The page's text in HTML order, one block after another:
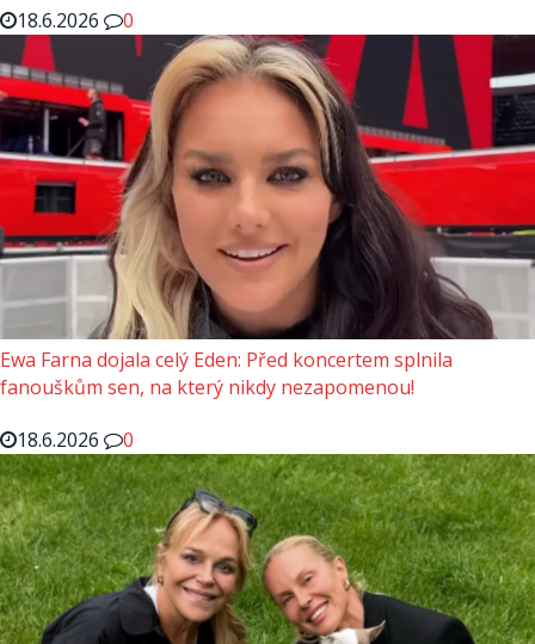
18.6.2026
0
Ewa Farna dojala celý Eden: Před koncertem splnila
fanouškům sen, na který nikdy nezapomenou!
18.6.2026
0